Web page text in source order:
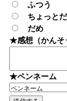
ふつう
ちょっと
だめ
★感想（かんそ
★ペンネーム